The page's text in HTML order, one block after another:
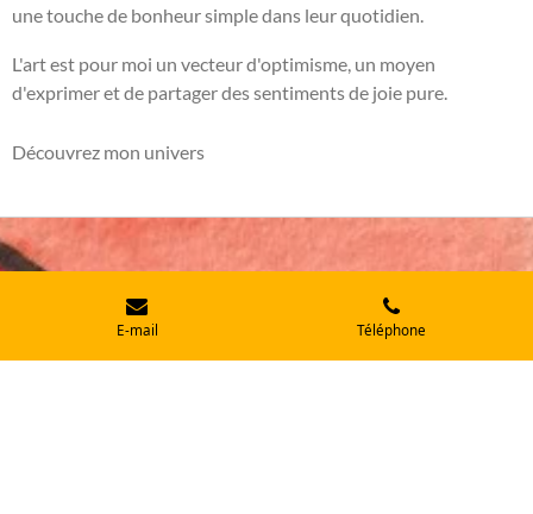
une touche de bonheur simple dans leur quotidien.
L'art est pour moi un vecteur d'optimisme, un moyen
d'exprimer et de partager des sentiments de joie pure.
Découvrez mon univers
E-mail Téléphone